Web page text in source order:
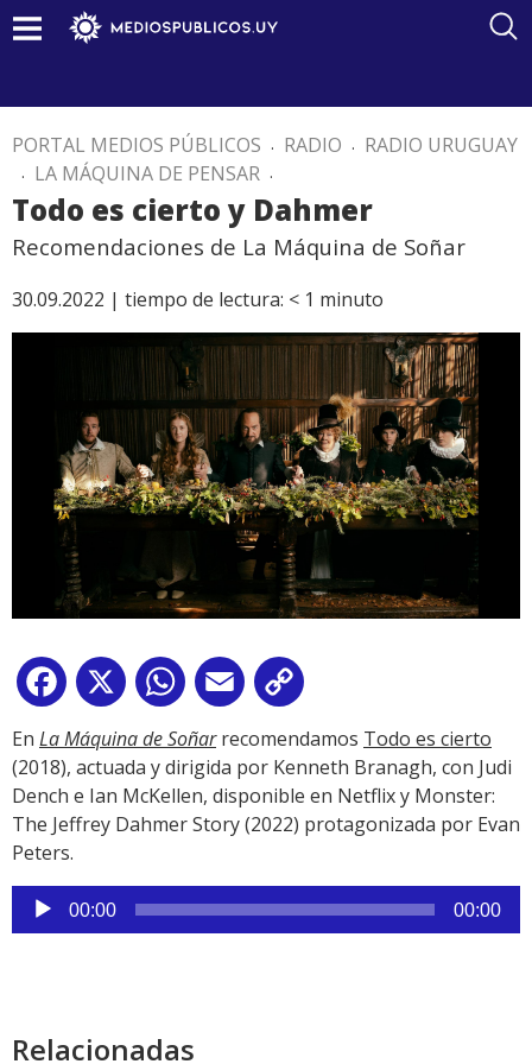
PORTAL MEDIOS PÚBLICOS . RADIO . RADIO URUGUAY
. LA MÁQUINA DE PENSAR .
Todo es cierto y Dahmer
Recomendaciones de La Máquina de Soñar
30.09.2022 | tiempo de lectura: < 1 minuto
Facebook
X WhatsApp
Email
Link
En La Máquina de Soñarrecomendamos Todo es cierto
(2018), actuada y dirigida por Kenneth Branagh, con Judi
Dench e Ian McKellen, disponible en Netflix y Monster:
The Jeffrey Dahmer Story (2022) protagonizada por Evan
Peters.
Reproductor
de
00:00 00:00
Relacionadas